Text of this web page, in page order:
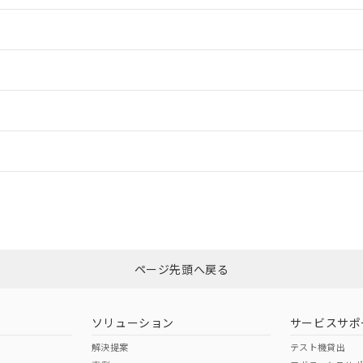
ダウンロードはこちら
（日本
（アメリカ
ページ先頭へ戻る
ソリューション
解決提案
サービスサポ
テスト機貸出